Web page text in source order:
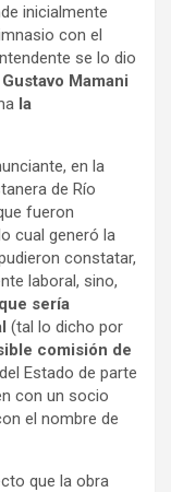
inicialmente
con el
se lo dio
Mamani
la
en la
de Río
fueron
cual generó la
constatar,
laboral, sino,
sería
(tal lo dicho por
comisión de
Estado de parte
con un socio
el nombre de
que la obra